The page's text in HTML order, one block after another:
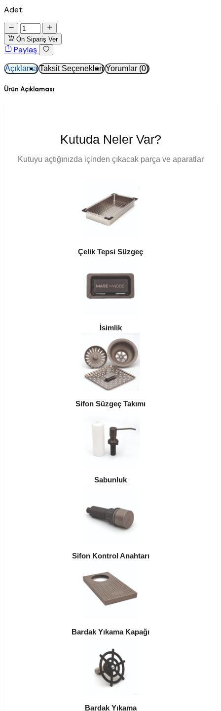
Adet:
Ön Sipariş Ver
Paylaş
Açıklama Taksit Seçenekleri Yorumlar (0)
Ürün Açıklaması
Kutuda Neler Var?
Kutuyu açtığınızda içinden çıkacak parça ve aparatlar
Çelik Tepsi Süzgeç
İsimlik
Sifon Süzgeç Takımı
Sabunluk
Sifon Kontrol Anahtarı
Bardak Yıkama Kapağı
Bardak Yıkama